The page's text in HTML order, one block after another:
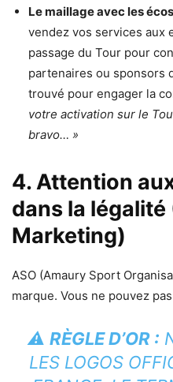
Le maillage avec les
vendez vos services aux
passage du Tour pour
partenaires ou sponsors
trouvé pour engager la
votre activation sur le
bravo… »
4. Attention
dans la
Marketing)
ASO (Amaury Sport
marque. Vous ne pouvez
⚠️ RÈGLE D’OR :
LES LOGOS